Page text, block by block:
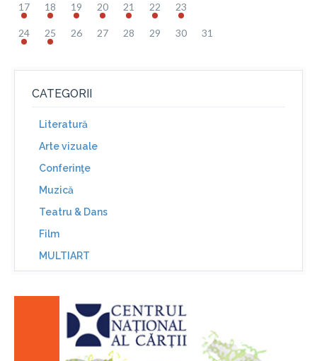
17 18 19 20 21 22 23
24 25 26 27 28 29 30 31
CATEGORII
Literatură
Arte vizuale
Conferinţe
Muzică
Teatru & Dans
Film
MULTIART